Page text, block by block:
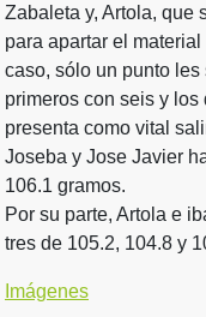
Zabaleta y, Artola, que
para apartar el
caso, sólo un punto
primeros con seis y
presenta como vital
Joseba y Jose Javier
106.1 gramos.
Por su parte, Artola e
tres de 105.2, 104.8 y
Imágenes